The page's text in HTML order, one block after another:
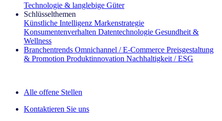
Technologie & langlebige Güter
Schlüsselthemen
Künstliche Intelligenz Markenstrategie
Konsumentenverhalten Datentechnologie Gesundheit &
Wellness
Branchentrends Omnichannel / E‑Commerce Preisgestaltung
& Promotion Produktinnovation Nachhaltigkeit / ESG
Alle offene Stellen
Kontaktieren Sie uns